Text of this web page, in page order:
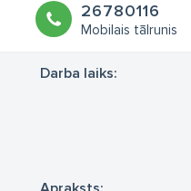
26780116
Mobilais tālrunis
Darba laiks: